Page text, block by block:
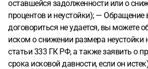
оставшейся задолженности или о
процентов и неустойки); — Обращение
договориться не удается, вы можете
иском о снижении размера неустойки
статьи 333 ГК РФ, а также заявить о
срока исковой давности, если он